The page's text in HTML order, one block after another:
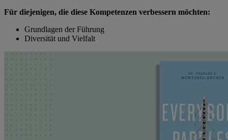
Für diejenigen, die diese Kompetenzen verbessern möchten:
Grundlagen der Führung
Diversität und Vielfalt